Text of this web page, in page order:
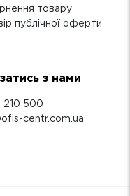
товару
публічної оферти
з нами
210 500
centr.com.ua